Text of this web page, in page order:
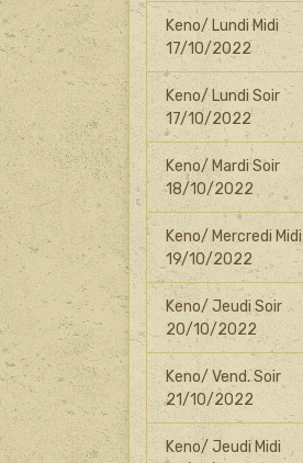
Keno/ Lundi Midi
17/10/2022
Keno/ Lundi Soir
17/10/2022
Keno/ Mardi Soir
18/10/2022
Keno/ Mercredi Midi
19/10/2022
Keno/ Jeudi Soir
20/10/2022
Keno/ Vend. Soir
21/10/2022
Keno/ Jeudi Midi